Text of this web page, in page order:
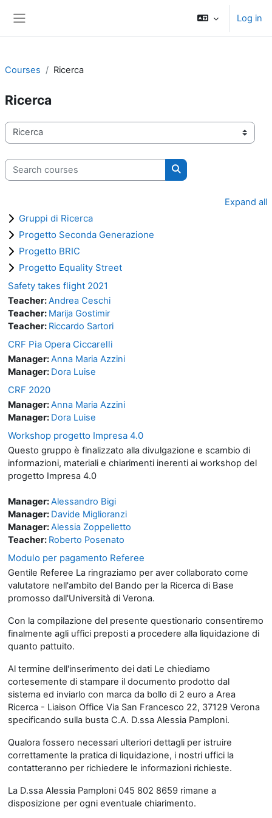
Log in
Courses Ricerca
Ricerca
Course categories
Search courses
Search courses
Expand all
Gruppi di Ricerca
Progetto Seconda Generazione
Progetto BRIC
Progetto Equality Street
Safety takes flight 2021
Teacher:Andrea Ceschi
Teacher: Marija Gostimir
Teacher: Riccardo Sartori
CRF Pia Opera Ciccarelli
Manager:Anna Maria Azzini
Manager: Dora Luise
CRF 2020
Manager:Anna Maria Azzini
Manager: Dora Luise
Workshop progetto Impresa 4.0
Questo gruppo è finalizzato alla divulgazione e scambio di
informazioni, materiali e chiarimenti inerenti ai workshop del
progetto Impresa 4.0
Manager:Alessandro Bigi
Manager: Davide Miglioranzi
Manager:Alessia Zoppelletto
Teacher: Roberto Posenato
Modulo per pagamento Referee
Gentile Referee La ringraziamo per aver collaborato come
valutatore nell'ambito del Bando per la Ricerca di Base
promosso dall'Università di Verona.
Con la compilazione del presente questionario consentiremo
finalmente agli uffici preposti a procedere alla liquidazione di
quanto pattuito.
Al termine dell'inserimento dei dati Le chiediamo
cortesemente di stampare il documento prodotto dal
sistema ed inviarlo con marca da bollo di 2 euro a Area
Ricerca - Liaison Office Via San Francesco 22, 37129 Verona
specificando sulla busta C.A. D.ssa Alessia Pamploni.
Qualora fossero necessari ulteriori dettagli per istruire
correttamente la pratica di liquidazione, i nostri uffici la
contatteranno per richiedere le informazioni richieste.
La D.ssa Alessia Pamploni 045 802 8659 rimane a
disposizione per ogni eventuale chiarimento.